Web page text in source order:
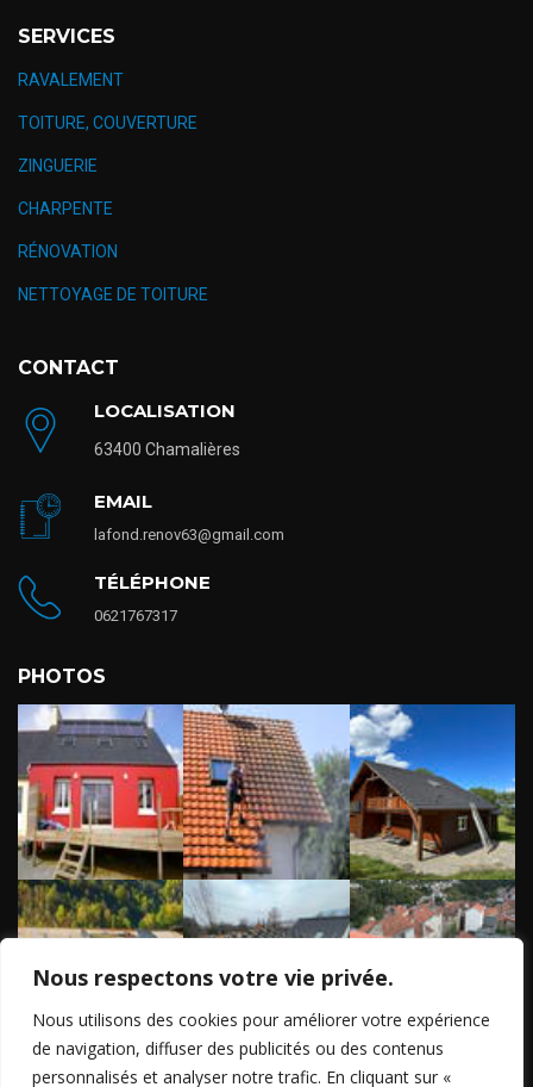
Nous respectons votre vie privée.
Nous utilisons des cookies pour améliorer votre expérience
de navigation, diffuser des publicités ou des contenus
personnalisés et analyser notre trafic. En cliquant sur «
SERVICES
RAVALEMENT
TOITURE, COUVERTURE
ZINGUERIE
CHARPENTE
RÉNOVATION
NETTOYAGE DE TOITURE
CONTACT
LOCALISATION
63400 Chamalières
EMAIL
lafond.renov63@gmail.com
TÉLÉPHONE
0621767317
PHOTOS